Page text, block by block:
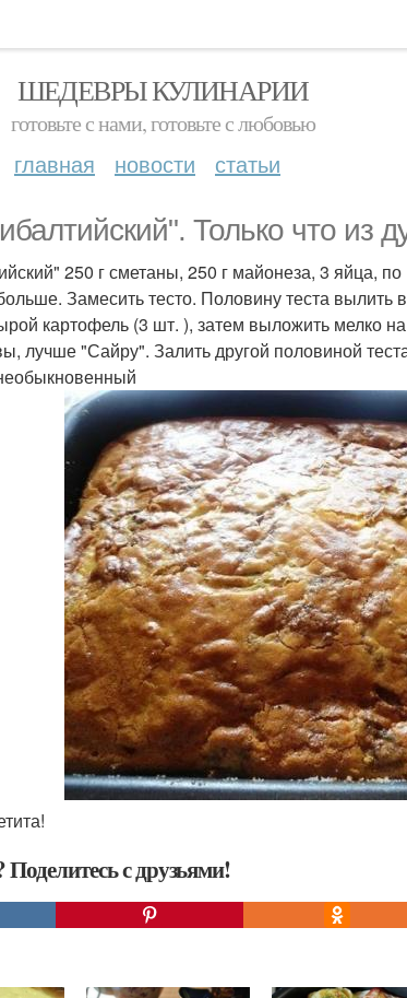
ШЕДЕВРЫ КУЛИНАРИИ
готовьте с нами, готовьте с любовью
главная новости статьи
Только что из
250 г сметаны, 250 г майонеза, 3 яйца,
Замесить тесто. Половину теста
картофель (3 шт. ), затем выложить мелко
лучше "Сайру". Залить другой половиной
с друзьями!